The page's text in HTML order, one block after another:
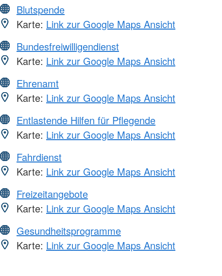
Blutspende
Karte: Link zur Google Maps Ansicht
Bundesfreiwilligendienst
Karte: Link zur Google Maps Ansicht
Ehrenamt
Karte: Link zur Google Maps Ansicht
Entlastende Hilfen für Pflegende
Karte: Link zur Google Maps Ansicht
Fahrdienst
Karte: Link zur Google Maps Ansicht
Freizeitangebote
Karte: Link zur Google Maps Ansicht
Gesundheitsprogramme
Karte: Link zur Google Maps Ansicht